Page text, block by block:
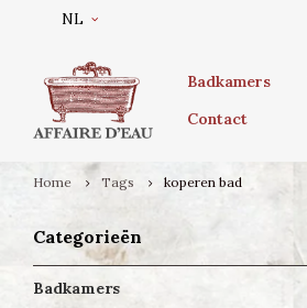
NL
Badkamers
Contact
Home Tags koperen bad
Categorieën
Badkamers